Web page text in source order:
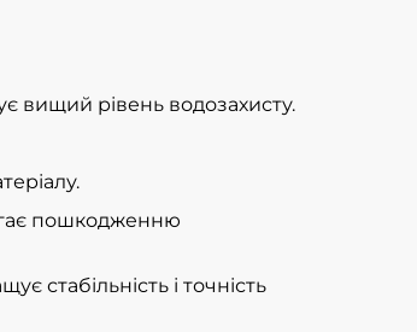
вищий рівень водозахисту.
пошкодженню
стабільність і точність